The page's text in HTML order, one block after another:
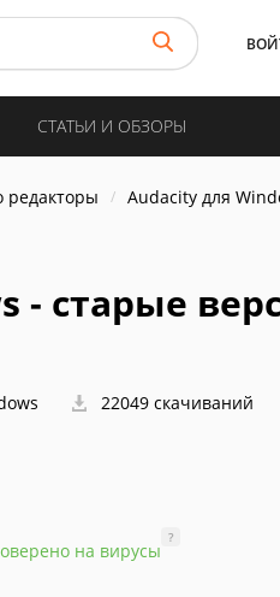
СТАТЬИ И ОБЗОРЫ
редакторы Audacity для
- старые
22049 скачиваний
на вирусы
?